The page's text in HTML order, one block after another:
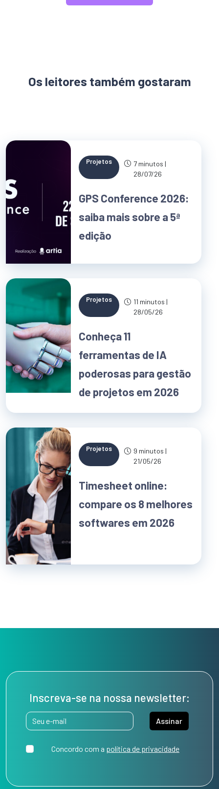
Os leitores também gostaram
Projetos
7 minutos |
28/07/26
GPS Conference 2026:
saiba mais sobre a 5ª
edição
Projetos
11 minutos |
28/05/26
Conheça 11
ferramentas de IA
poderosas para gestão
de projetos em 2026
Projetos
9 minutos |
21/05/26
Timesheet online:
compare os 8 melhores
softwares em 2026
Inscreva-se na nossa newsletter:
Assinar
Concordo com a política de privacidade